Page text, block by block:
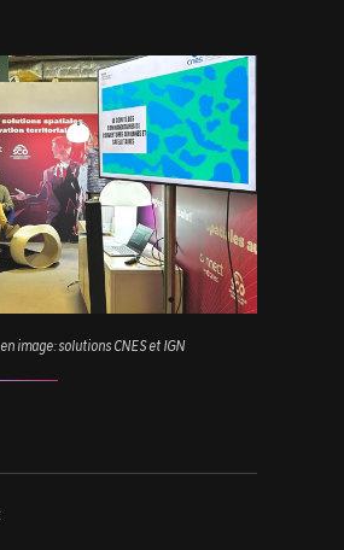
image: solutions CNES et IGN